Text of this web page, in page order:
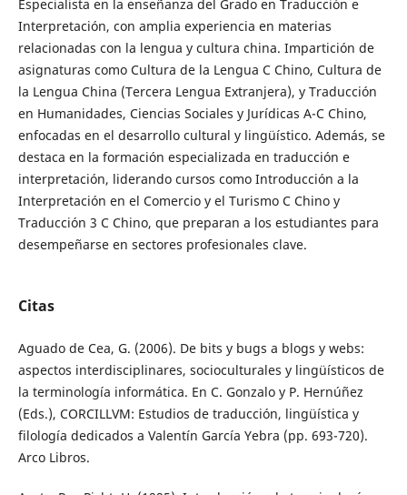
Especialista en la enseñanza del Grado en Traducción e
Interpretación, con amplia experiencia en materias
relacionadas con la lengua y cultura china. Impartición de
asignaturas como Cultura de la Lengua C Chino, Cultura de
la Lengua China (Tercera Lengua Extranjera), y Traducción
en Humanidades, Ciencias Sociales y Jurídicas A-C Chino,
enfocadas en el desarrollo cultural y lingüístico. Además, se
destaca en la formación especializada en traducción e
interpretación, liderando cursos como Introducción a la
Interpretación en el Comercio y el Turismo C Chino y
Traducción 3 C Chino, que preparan a los estudiantes para
desempeñarse en sectores profesionales clave.
Citas
Aguado de Cea, G. (2006). De bits y bugs a blogs y webs:
aspectos interdisciplinares, socioculturales y lingüísticos de
la terminología informática. En C. Gonzalo y P. Hernúñez
(Eds.), CORCILLVM: Estudios de traducción, lingüística y
filología dedicados a Valentín García Yebra (pp. 693-720).
Arco Libros.